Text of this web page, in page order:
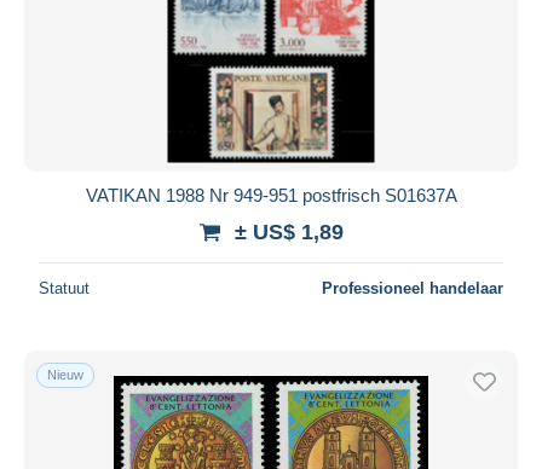
VATIKAN 1988 Nr 949-951 postfrisch S01637A
± US$ 1,89
Statuut Professioneel handelaar
Nieuw